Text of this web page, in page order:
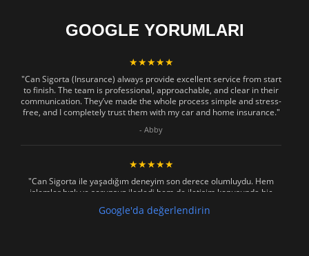
GOOGLE YORUMLARI
★★★★★
"Can Sigorta (Insurance) always provide excellent service from start
to finish. The team is professional, approachable, and clear in their
communication. They’ve made the whole process simple and stress-
free, and I completely trust them with my car and home insurance."
- Abby
★★★★★
"Can Sigorta ile yaşadığım deneyim son derece olumluydu. Hem
işlemler hızlı ve sorunsuz ilerledi hem de iletişim konusunda hiç
sağladılar, her soruma sabırla ve açıklayıcı bir şekilde yanıt verdiler.
Google'da değerlendirin